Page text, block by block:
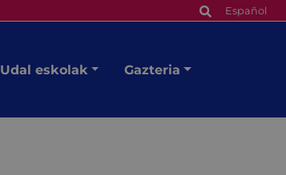
Español
Udal eskolak Gazteria